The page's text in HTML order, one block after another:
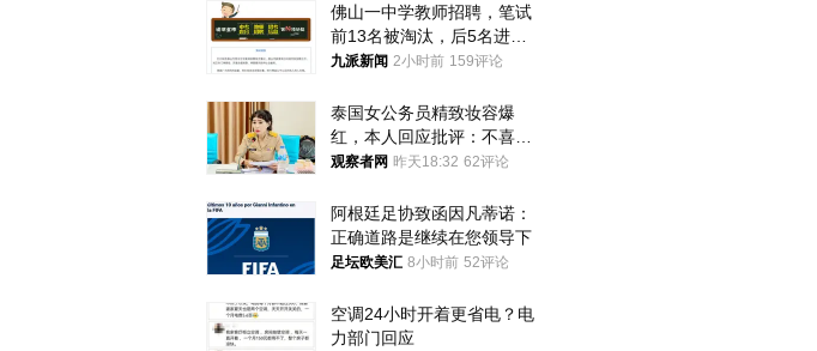
佛山一中学教师招聘，笔试
前13名被淘汰，后5名进体
检，被疑萝卜岗，官方通
九派新闻 2小时前 159评论
泰国女公务员精致妆容爆
红，本人回应批评：不喜欢
就别看
观察者网 昨天18:32 62评论
阿根廷足协致函因凡蒂诺：
正确道路是继续在您领导下
足坛欧美汇 8小时前 52评论
空调24小时开着更省电？电
力部门回应